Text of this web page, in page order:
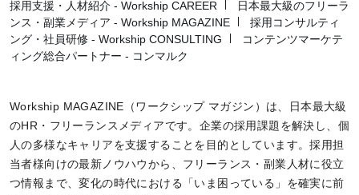
採用支援・人材紹介 - Workship CAREER
日本最大級のフリーラ
ンス・副業メディア - Workship MAGAZINE
採用コンサルティ
ング・社員研修 - Workship CONSULTING
コンテンツマーケテ
ィング総合パートナー - コンマルク
Workship MAGAZINE（ワークシップ マガジン）は、日本最大級
のHR・フリーランスメディアです。企業の採用課題を解決し、個
人の多様なキャリアを支援することを目的としています。採用担
当者様向けの最新ノウハウから、フリーランス・副業人材に役立
つ情報まで、変化の時代における「いま困っている」を確実に前